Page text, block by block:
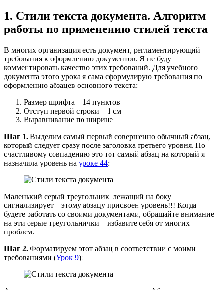
1. Стили текста документа. Алгоритм
работы по применению стилей текста
В многих организация есть документ, регламентирующий
требования к оформлению документов. Я не буду
комментировать качество этих требований. Для учебного
документа этого урока я сама сформулирую требования по
оформлению абзацев основного текста:
Размер шрифта – 14 пунктов
Отступ первой строки – 1 см
Выравнивание по ширине
Шаг 1. Выделим самый первый совершенно обычный абзац,
который следует сразу после заголовка третьего уровня. По
счастливому совпадению это тот самый абзац на который я
назначила уровень на уроке 44:
Маленький серый треугольник, лежащий на боку
сигнализирует – этому абзацу присвоен уровень!!! Когда
будете работать со своими документами, обращайте внимание
на эти серые треугольнички – избавите себя от многих
проблем.
Шаг 2. Форматируем этот абзац в соответствии с моими
требованиями (Урок 9):